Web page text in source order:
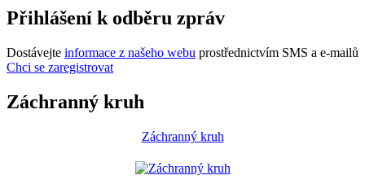
Přihlášení k odběru zpráv
Dostávejte informace z našeho webu prostřednictvím SMS a e-mailů
Chci se zaregistrovat
Záchranný kruh
Záchranný kruh